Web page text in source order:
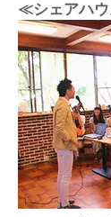
≪シェアハ